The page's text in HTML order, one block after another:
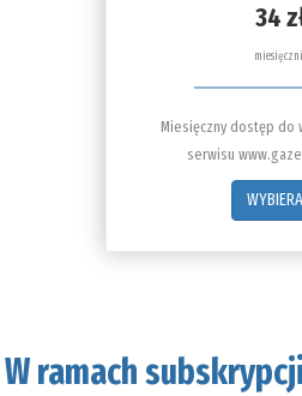
34
Miesięczny dostęp do
serwisu
W ramach